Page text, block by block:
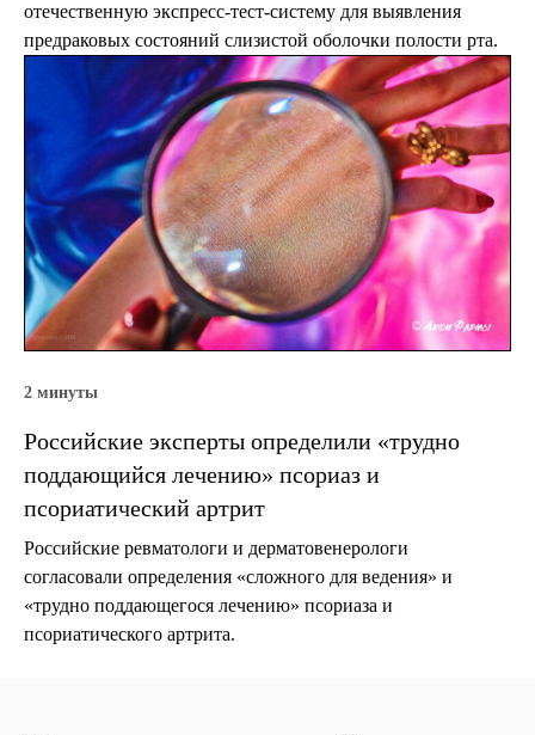
отечественную экспресс-тест-систему для выявления
предраковых состояний слизистой оболочки полости рта.
2 минуты
Российские эксперты определили «трудно
поддающийся лечению» псориаз и
псориатический артрит
Российские ревматологи и дерматовенерологи
согласовали определения «сложного для ведения» и
«трудно поддающегося лечению» псориаза и
псориатического артрита.